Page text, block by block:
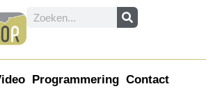
Programmering Contact